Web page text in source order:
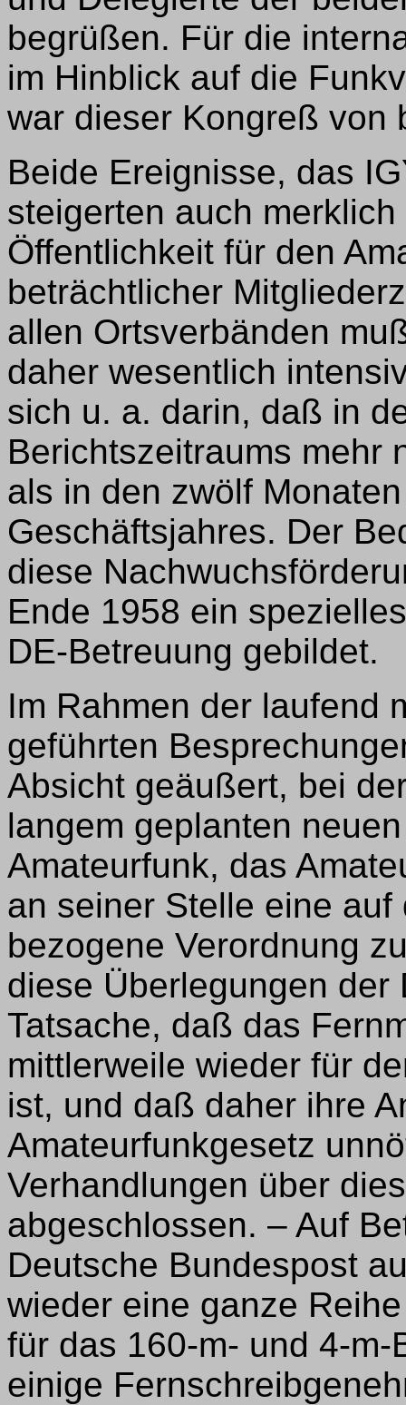
begrüßen. Für die
im Hinblick auf die
war dieser Kongreß von
Beide Ereignisse, das
steigerten auch
Öffentlichkeit für den
beträchtlicher
allen Ortsverbänden
daher wesentlich
sich u. a. darin, daß in
Berichtszeitraums mehr
als in den zwölf
Geschäftsjahres. Der
diese
Ende 1958 ein
DE-Betreuung gebildet.
Im Rahmen der laufend
geführten
Absicht geäußert, bei
langem geplanten
Amateurfunk, das
an seiner Stelle eine
bezogene Verordnung
diese Überlegungen
Tatsache, daß das
mittlerweile wieder für
ist, und daß daher ihre
Amateurfunkgesetz
Verhandlungen über
abgeschlossen. – Auf
Deutsche Bundespost
wieder eine ganze
für das 160-m- und 4-
einige